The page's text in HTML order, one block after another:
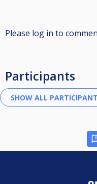
Please log in to
Participants